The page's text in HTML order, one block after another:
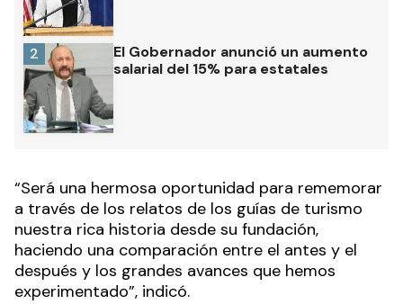
El Gobernador anunció un aumento
salarial del 15% para estatales
2
“Será una hermosa oportunidad para rememorar
a través de los relatos de los guías de turismo
nuestra rica historia desde su fundación,
haciendo una comparación entre el antes y el
después y los grandes avances que hemos
experimentado”, indicó.